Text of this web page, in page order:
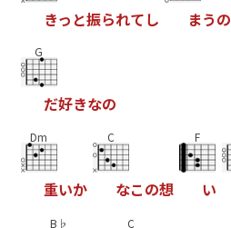
きっ と振られてし まうの
G
だ好きなの
Dm
重いか
C
なこの想
F
い
B♭ C